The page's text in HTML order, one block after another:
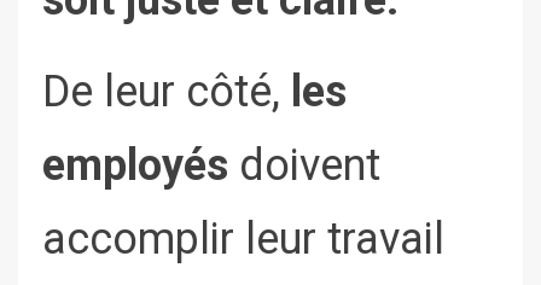
De leur côté, les
employés doivent
accomplir leur travail